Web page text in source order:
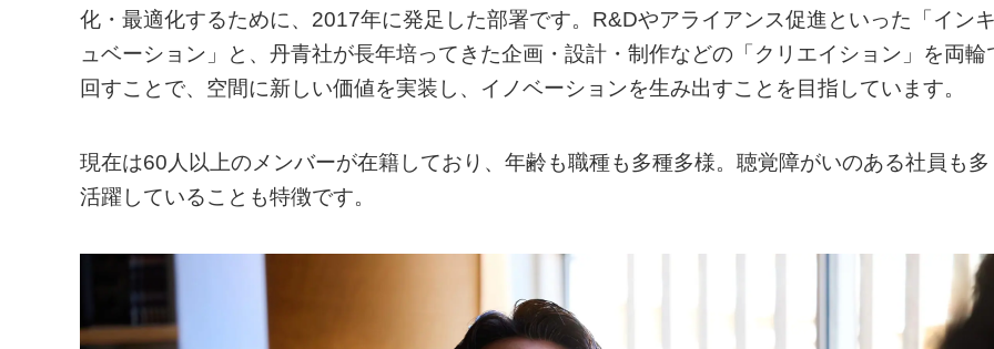
化・最適化するために、2017年に発足した部署です。R&Dやアライアンス促進といった「イン
ュベーション」と、丹青社が長年培ってきた企画・設計・制作などの「クリエイション」を両輪
回すことで、空間に新しい価値を実装し、イノベーションを生み出すことを目指しています。
現在は60人以上のメンバーが在籍しており、年齢も職種も多種多様。聴覚障がいのある社員も多
活躍していることも特徴です。